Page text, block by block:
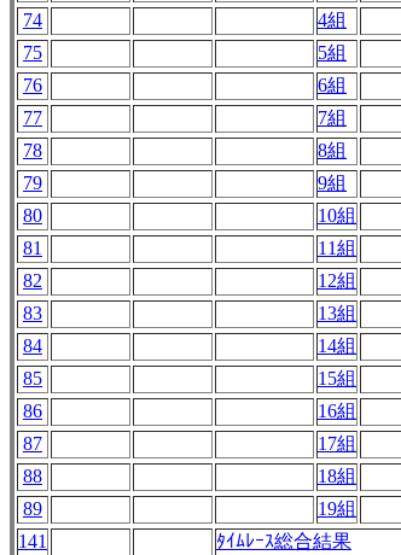
74
4組
75
5組
76
6組
77
7組
78
8組
79
9組
80
10組
81
11組
82
12組
83
13組
84
14組
85
15組
86
16組
87
17組
88
18組
89
19組
141
ﾀｲﾑﾚｰｽ総合結果